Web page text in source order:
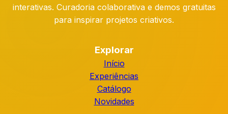
interativas. Curadoria colaborativa e demos gratuitas
para inspirar projetos criativos.
Explorar
Início
Experiências
Catálogo
Novidades